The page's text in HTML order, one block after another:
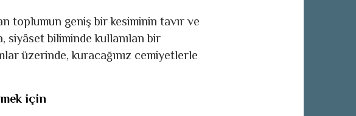
toplumun geniş bir kesiminin tavır ve
siyâset biliminde kullanılan bir
üzerinde, kuracağınız cemiyetlerle
için